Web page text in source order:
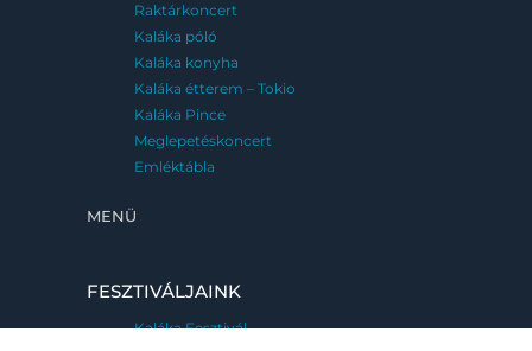
Raktárkoncert
Kaláka póló
Kaláka konyha
Kaláka étterem – Tokio
Kaláka Pince
Meglepetéskoncert
Emléktábla
MENÜ
FESZTIVÁLJAINK
Kaláka Fesztivál